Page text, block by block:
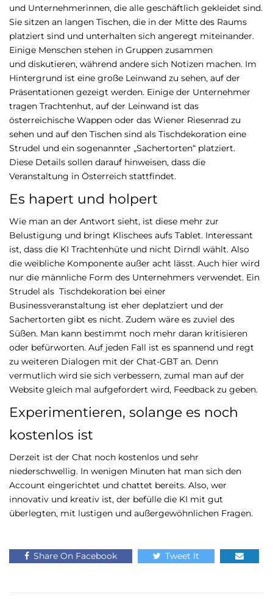
und Unternehmerinnen, die alle geschäftlich gekleidet sind.
Sie sitzen an langen Tischen, die in der Mitte des Raums
platziert sind und unterhalten sich angeregt miteinander.
Einige Menschen stehen in Gruppen zusammen
und diskutieren, während andere sich Notizen machen. Im
Hintergrund ist eine große Leinwand zu sehen, auf der
Präsentationen gezeigt werden. Einige der Unternehmer
tragen Trachtenhut, auf der Leinwand ist das
österreichische Wappen oder das Wiener Riesenrad zu
sehen und auf den Tischen sind als Tischdekoration eine
Strudel und ein sogenannter „Sachertorten“ platziert.
Diese Details sollen darauf hinweisen, dass die
Veranstaltung in Österreich stattfindet.
Es hapert und holpert
Wie man an der Antwort sieht, ist diese mehr zur
Belustigung und bringt Klischees aufs Tablet. Interessant
ist, dass die KI Trachtenhüte und nicht Dirndl wählt. Also
die weibliche Komponente außer acht lässt. Auch hier wird
nur die männliche Form des Unternehmers verwendet. Ein
Strudel als Tischdekoration bei einer
Businessveranstaltung ist eher deplatziert und der
Sachertorten gibt es nicht. Zudem wäre es zuviel des
Süßen. Man kann bestimmt noch mehr daran kritisieren
oder befürworten. Auf jeden Fall ist es spannend und regt
zu weiteren Dialogen mit der Chat-GBT an. Denn
vermutlich wird sie sich verbessern, zumal man auf der
Website gleich mal aufgefordert wird, Feedback zu geben.
Experimentieren, solange es noch
kostenlos ist
Derzeit ist der Chat noch kostenlos und sehr
niederschwellig. In wenigen Minuten hat man sich den
Account eingerichtet und chattet bereits. Also, wer
innovativ und kreativ ist, der befülle die KI mit gut
überlegten, mit lustigen und außergewöhnlichen Fragen.
Share On Facebook Tweet It